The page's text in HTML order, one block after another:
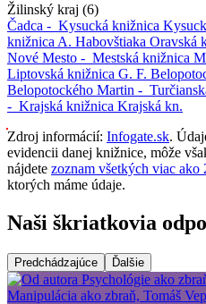
Žilinský kraj (6)
Čadca - Kysucká knižnica
knižnica A. Habovštiaka Oravská
Nové Mesto - Mestská knižnica
Liptovská knižnica G. F.
Belopotockého Martin -
- Krajská knižnica Krajská kn.
Zdroj informácií: Infogate.sk.
evidencii danej knižnice, môže
nájdete zoznam všetkých viac
ktorých máme údaje.
Naši škriatkovia
Predchádzajúce Ďalšie